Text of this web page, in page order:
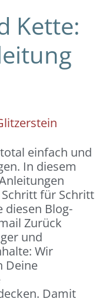
Kette:
einfach und
In diesem
für Schritt
diesen Blog-
Zurück
und
Wir
Deine
Damit